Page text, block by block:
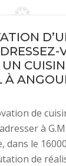
À
de
à
dans le
de